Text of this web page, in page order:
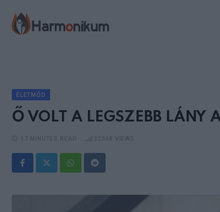
content
ÉLETMÓD
Ő VOLT A LEGSZEBB LÁNY
WhatsappReddit